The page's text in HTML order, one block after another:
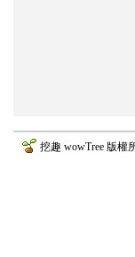
挖趣 wowTree 版權